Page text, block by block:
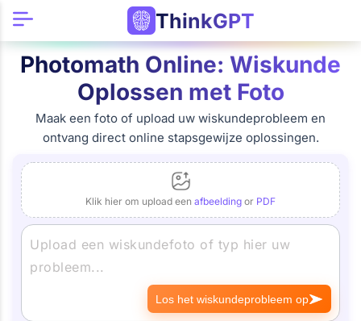
ThinkGPT
Photomath Online: Wiskunde
Oplossen met Foto
Maak een foto of upload uw wiskundeprobleem en
ontvang direct online stapsgewijze oplossingen.
Klik hier om upload een afbeelding or PDF
Los het wiskundeprobleem op